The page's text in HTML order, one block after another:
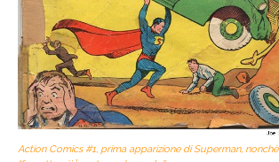
Action Comics #1, prima apparizione di Superman, nonchè